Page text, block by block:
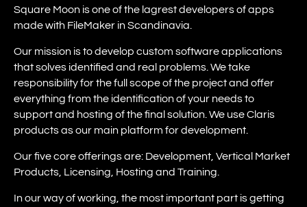
Square Moon is one of the lagrest developers of apps
made with FileMaker in Scandinavia.
Our mission is to develop custom software applications
that solves identified and real problems. We take
responsibility for the full scope of the project and offer
everything from the identification of your needs to
support and hosting of the final solution. We use Claris
products as our main platform for development.
Our five core offerings are: Development, Vertical Market
Products, Licensing, Hosting and Training.
In our way of working, the most important part is getting